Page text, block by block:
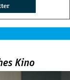
Kino